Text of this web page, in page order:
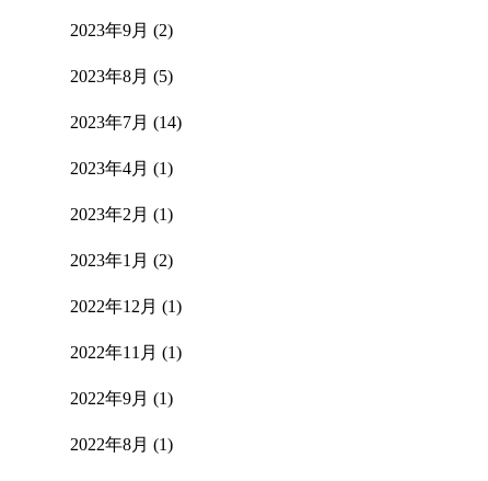
2023年9月 (2)
2023年8月 (5)
2023年7月 (14)
2023年4月 (1)
2023年2月 (1)
2023年1月 (2)
2022年12月 (1)
2022年11月 (1)
2022年9月 (1)
2022年8月 (1)